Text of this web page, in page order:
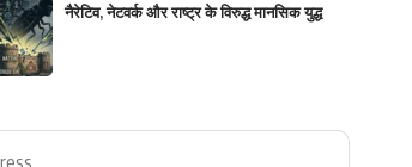
नैरेटिव, नेटवर्क और राष्ट्र के विरुद्ध मानसिक युद्ध